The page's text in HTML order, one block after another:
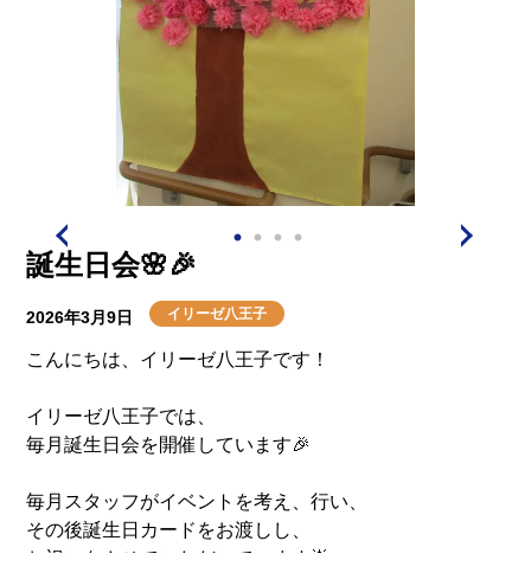
誕生日会🌸🎉
2026年3月9日 イリーゼ八王子
こんにちは、イリーゼ八王子です！
イリーゼ八王子では、
毎月誕生日会を開催しています🎉
毎月スタッフがイベントを考え、行い、
その後誕生日カードをお渡しし、
お祝いをさせていただいています🌟